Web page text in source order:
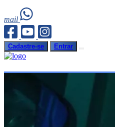
mail
Cadastre-se Entrar